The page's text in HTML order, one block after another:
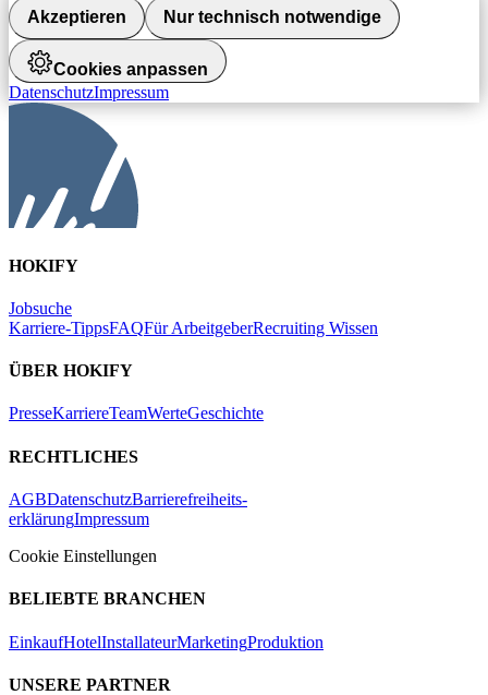
Akzeptieren Nur technisch notwendige
Cookies anpassen
DatenschutzImpressum
HOKIFY
Jobsuche
Karriere-TippsFAQFür ArbeitgeberRecruiting Wissen
ÜBER HOKIFY
PresseKarriereTeamWerteGeschichte
RECHTLICHES
AGBDatenschutzBarrierefreiheits-
erklärungImpressum
Cookie Einstellungen
BELIEBTE BRANCHEN
EinkaufHotelInstallateurMarketingProduktion
UNSERE PARTNER